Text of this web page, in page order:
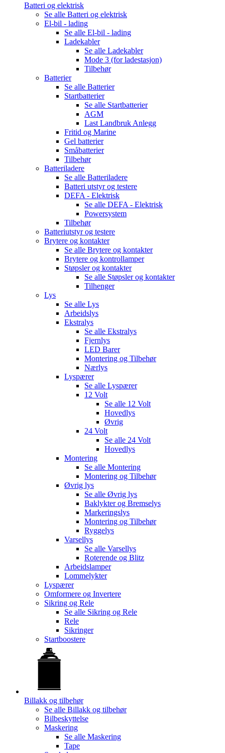
Batteri og elektrisk
Se alle Batteri og elektrisk
El-bil - lading
Se alle El-bil - lading
Ladekabler
Se alle Ladekabler
Mode 3 (for ladestasjon)
Tilbehør
Batterier
Se alle Batterier
Startbatterier
Se alle Startbatterier
AGM
Last Landbruk Anlegg
Fritid og Marine
Gel batterier
Småbatterier
Tilbehør
Batteriladere
Se alle Batteriladere
Batteri utstyr og testere
DEFA - Elektrisk
Se alle DEFA - Elektrisk
Powersystem
Tilbehør
Batteriutstyr og testere
Brytere og kontakter
Se alle Brytere og kontakter
Brytere og kontrollamper
Støpsler og kontakter
Se alle Støpsler og kontakter
Tilhenger
Lys
Se alle Lys
Arbeidslys
Ekstralys
Se alle Ekstralys
Fjernlys
LED Barer
Montering og Tilbehør
Nærlys
Lyspærer
Se alle Lyspærer
12 Volt
Se alle 12 Volt
Hovedlys
Øvrig
24 Volt
Se alle 24 Volt
Hovedlys
Montering
Se alle Montering
Montering og Tilbehør
Øvrig lys
Se alle Øvrig lys
Baklykter og Bremselys
Markeringslys
Montering og Tilbehør
Ryggelys
Varsellys
Se alle Varsellys
Roterende og Blitz
Arbeidslamper
Lommelykter
Lyspærer
Omformere og Invertere
Sikring og Rele
Se alle Sikring og Rele
Rele
Sikringer
Startboostere
Billakk og tilbehør
Se alle Billakk og tilbehør
Bilbeskyttelse
Maskering
Se alle Maskering
Tape